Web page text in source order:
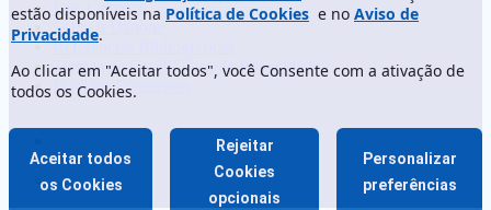
Fale Conosco
Sobre a Danone
Referências Bibliográficas
Termos de Uso/Política de Privacidade
Dúvidas Frequentes
estão disponíveis na Política de Cookies e no Aviso de
Privacidade.
Ao clicar em "Aceitar todos", você Consente com a ativação de
todos os Cookies.
Aceitar todos
os Cookies
Rejeitar
Cookies
opcionais
Personalizar
preferências